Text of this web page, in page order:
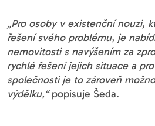
„Pro osoby v existenční nouzi,
řešení svého problému, je
nemovitosti s navýšením za
rychlé řešení jejich situace a
společnosti je to zároveň
výdělku,“popisuje Šeda.